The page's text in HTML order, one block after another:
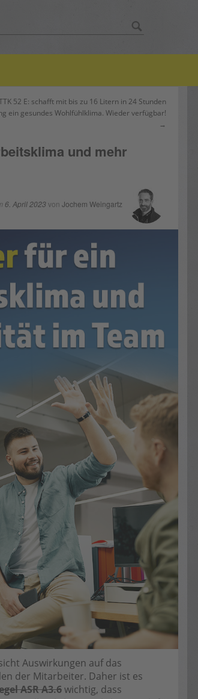
52 E: schafft mit bis zu 16 Litern in 24 Stunden
ein gesundes Wohlfühlklima. Wieder verfügbar!
→
und mehr
6. April 2023von Jochem Weingartz
Auswirkungen auf das
der Mitarbeiter. Daher ist es
ASR A3.6wichtig, dass